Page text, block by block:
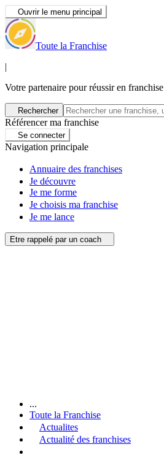
Ouvrir le menu principal
Toute la Franchise
|
Votre partenaire pour réussir en franchise
Rechercher
Référencer ma franchise
Se connecter
Navigation principale
Annuaire des franchises
Je découvre
Je me forme
Je choisis ma franchise
Je me lance
Etre rappelé par un coach
...
Toute la Franchise
Actualites
Actualité des franchises